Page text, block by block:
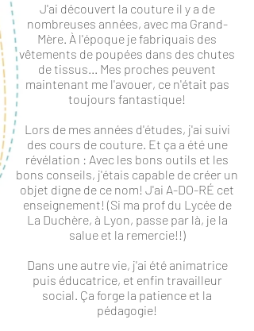
J'ai découvert la couture il y a de
nombreuses années, avec ma Grand-
Mère. À l'époque je fabriquais des
vêtements de poupées dans des chutes
de tissus... Mes proches peuvent
maintenant me l'avouer, ce n'était pas
toujours fantastique!
Lors de mes années d'études, j'ai suivi
des cours de couture. Et ça a été une
révélation : Avec les bons outils et les
bons conseils, j'étais capable de créer un
objet digne de ce nom! J'ai A-DO-RÉ cet
enseignement! (Si ma prof du Lycée de
La Duchère, à Lyon, passe par là, je la
salue et la remercie!!)
Dans une autre vie, j'ai été animatrice
puis éducatrice, et enfin travailleur
social. Ça forge la patience et la
pédagogie!